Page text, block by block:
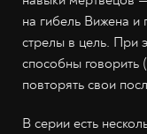
на гибель Вижена и
стрелы в цель. При
способны говорить
повторять свои
В серии есть